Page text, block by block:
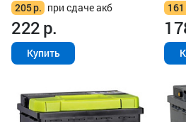
205р. при сдаче акб
222р.
Купить
161